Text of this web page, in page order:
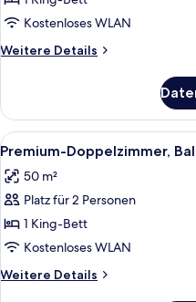
Balkon
(Relax)
anzeigen
Kostenloses WLAN
Weitere Details
Weitere
Doppelzimmer,
Balkon
(Relax)
Alle
Fotos
für
Premium-
Doppelzimmer,
Balkon
(Apart)
anzeigen
5
Premium-Doppelzimmer,
50 m²
Platz für 2 Personen
1 King-Bett
Kostenloses WLAN
Weitere Details
Weitere